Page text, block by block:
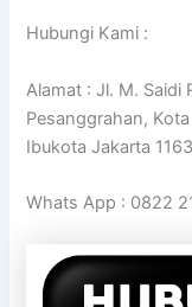
Hubungi Kami :
Alamat : Jl. M. Saidi
Pesanggrahan,
Ibukota Jakarta
Whats App : 0822